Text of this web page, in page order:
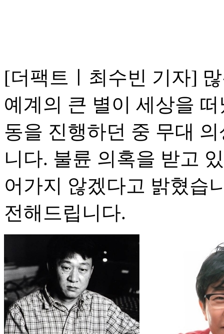
[더팩트ㅣ최수빈 기자]
예계의 큰 별이 세상을
동을 진행하던 중 무대
니다. 불륜 의혹을 받고
어가지 않겠다고 밝혔습
전해드립니다.